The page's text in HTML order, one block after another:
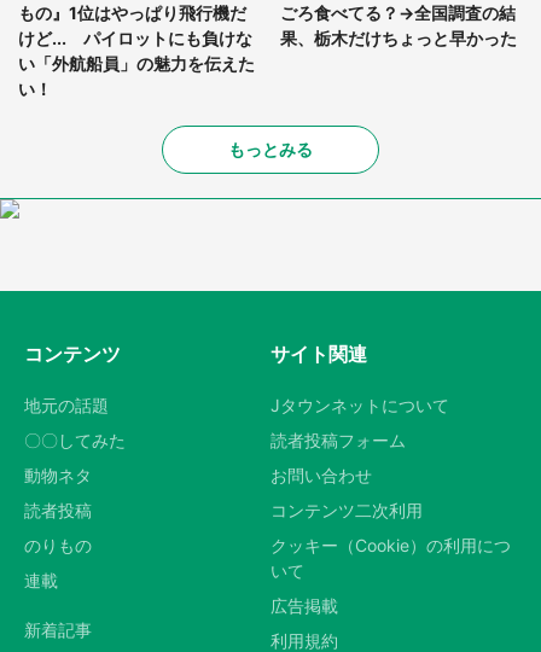
もの』1位はやっぱり飛行機だ
けど... パイロットにも負けな
い「外航船員」の魅力を伝えた
い！
ごろ食べてる？→全国調査の結
果、栃木だけちょっと早かった
もっとみる
コンテンツ
地元の話題
〇〇してみた
動物ネタ
読者投稿
のりもの
連載
新着記事
サイト関連
Jタウンネットについて
読者投稿フォーム
お問い合わせ
コンテンツ二次利用
クッキー（Cookie）の利用につ
いて
広告掲載
利用規約